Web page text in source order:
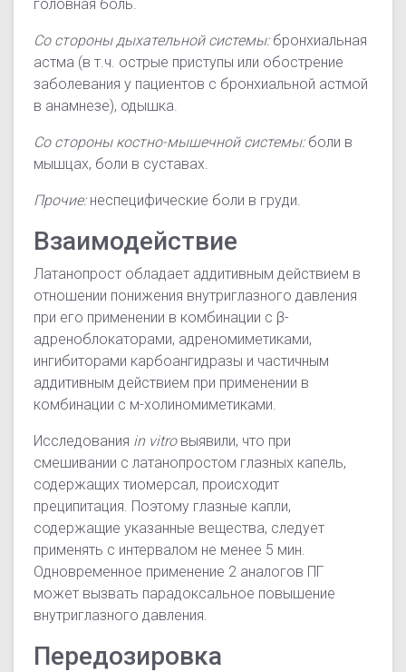
головная боль.
Со стороны дыхательной системы:бронхиальная
астма (в т.ч. острые приступы или обострение
заболевания у пациентов с бронхиальной астмой
в анамнезе), одышка.
Со стороны костно-мышечной системы:боли в
мышцах, боли в суставах.
Прочие:неспецифические боли в груди.
Взаимодействие
Латанопрост обладает аддитивным действием в
отношении понижения внутриглазного давления
при его применении в комбинации с β-
адреноблокаторами, адреномиметиками,
ингибиторами карбоангидразы и частичным
аддитивным действием при применении в
комбинации с м-холиномиметиками.
Исследования in vitroвыявили, что при
смешивании с латанопростом глазных капель,
содержащих тиомерсал, происходит
преципитация. Поэтому глазные капли,
содержащие указанные вещества, следует
применять с интервалом не менее 5 мин.
Одновременное применение 2 аналогов ПГ
может вызвать парадоксальное повышение
внутриглазного давления.
Передозировка